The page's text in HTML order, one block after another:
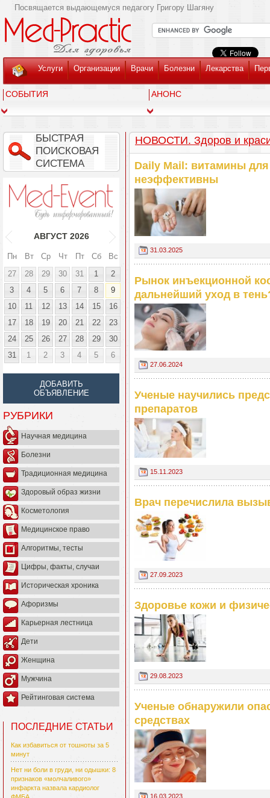
Посвящается выдающемуся педагогу Григору Шагяну
Услуги Организации Врачи Болезни Лекарства
СОБЫТИЯ АНОНС
БЫСТРАЯ
ПОИСКОВАЯ
СИСТЕМА
АВГУСТ 2026
Пн Вт Ср Чт Пт Сб
Вс
27
28 29 30 31 1
2
3
4 5 6 7 8
9
10
11 12 13 14 15
16
17
18 19 20 21 22
23
24
25 26 27 28 29
30
31
1 2 3 4 5 6
ДОБАВИТЬ
ОБЪЯВЛЕНИЕ
РУБРИКИ
Научная медицина
Болезни
Традиционная медицина
Здоровый образ жизни
Косметология
Медицинское право
Алгоритмы, тесты
Цифры, факты, случаи
Историческая хроника
Афоризмы
Карьерная лестница
Дети
Женщина
Мужчина
Рейтинговая система
ПОСЛЕДНИЕ СТАТЬИ
Как избавиться от тошноты за 5
минут
Нет ни боли в груди, ни одышки: 8
признаков «молчаливого»
инфаркта назвала кардиолог
НОВОСТИ. Здоров и
Daily Mail: витамины
неэффективны
31.03.2025
Рынок инъекционной
дальнейший уход в
27.06.2024
Ученые научились
препаратов
15.11.2023
Врач перечислила
27.09.2023
Здоровье кожи и
29.08.2023
Ученые обнаружили
средствах
16.03.2023